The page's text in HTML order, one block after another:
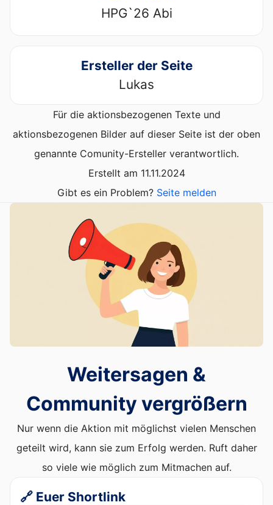
HPG`26 Abi
Ersteller der Seite
Lukas
Für die aktionsbezogenen Texte und
aktionsbezogenen Bilder auf dieser Seite ist der oben
genannte Comunity-Ersteller verantwortlich.
Erstellt am 11.11.2024
Gibt es ein Problem? Seite melden
Weitersagen &
Community vergrößern
Nur wenn die Aktion mit möglichst vielen Menschen
geteilt wird, kann sie zum Erfolg werden. Ruft daher
so viele wie möglich zum Mitmachen auf.
🔗 Euer Shortlink